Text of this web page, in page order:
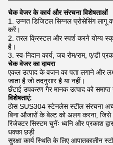
चेक वेजर के कार्य और संरचना विशेषताओं
1. उन्नत डिजिटल सिग्नल प्रोसेसिंग लागू
करें।
2. तरल क्रिस्टल और स्पर्श करने योग्य
है।
3. स्व-निदान कार्य, जब रोम/राम, ए/डी
चेक वेजर का दायरा
एकल उत्पाद के वजन का पता लगाने और
जाता है जो तदनुसार है या नहीं।
छँटाई उपकरण गैर मानक उत्पाद को समाप्त
विशेषताएं:
ठोस SUS304 स्टेनलेस स्टील संरचना
बिना औजारों के बेल्ट को अलग करना,
रिजेक्टर सिस्टम चुनेंः ध्वनि और प्रकाश
धक्का छड़ी
सुरक्षा कार्य स्थिति के लिए आपातकालीन